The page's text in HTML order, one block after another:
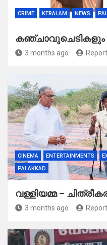
CRIME KERALAM NEWS
കഞ്ചാവുചെടികളും
3 months ago
CINEMA ENTERTAINMENTS
PALAKKAD
വള്ളിയമ്മ –
3 months ago